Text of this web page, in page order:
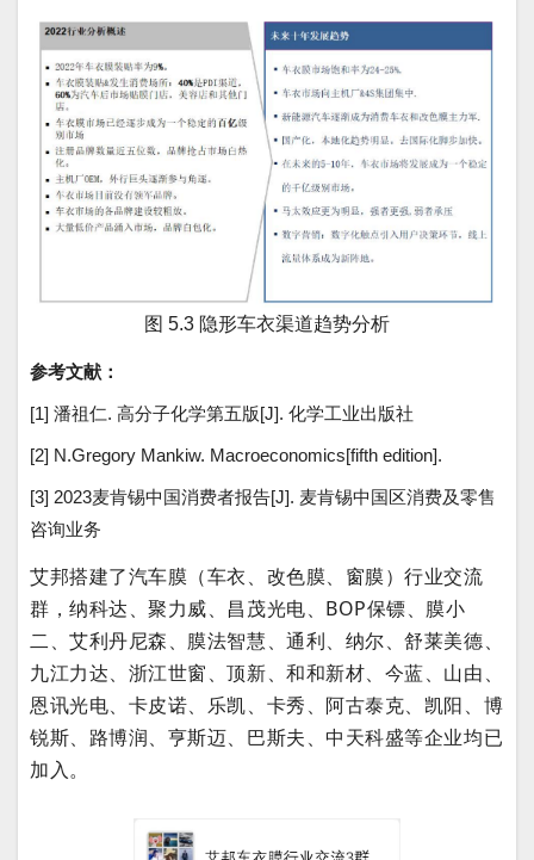
图 5.3 隐形车衣渠道趋势分析
参考文献：
[1] 潘祖仁. 高分子化学第五版[J]. 化学工业出版社
[2] N.Gregory Mankiw. Macroeconomics[fifth edition].
[3] 2023麦肯锡中国消费者报告[J]. 麦肯锡中国区消费及零售
咨询业务
艾邦搭建了汽车膜（车衣、改色膜、窗膜）行业交流
群，纳科达、聚力威、昌茂光电、BOP保镖、膜小
二、艾利丹尼森、膜法智慧、通利、纳尔、舒莱美德、
九江力达、浙江世窗、顶新、和和新材、今蓝、山由、
恩讯光电、卡皮诺、乐凯、卡秀、阿古泰克、凯阳、博
锐斯、路博润、亨斯迈、巴斯夫、中天科盛等企业均已
加入。